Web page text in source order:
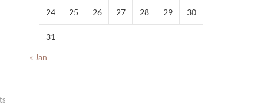
24 25 26 27 28 29 30
31
« Jan